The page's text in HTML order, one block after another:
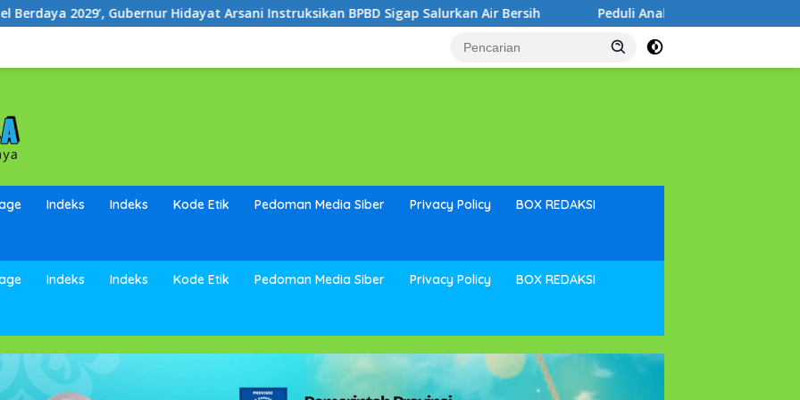
Hidayat Arsani Instruksikan BPBD Sigap Salurkan Air Bersih Peduli Anak Berkebutuhan Khusus, Noni Hidayat
Indeks Indeks Kode Etik Pedoman Media Siber Privacy Policy BOX REDAKSI
Indeks Indeks Kode Etik Pedoman Media Siber Privacy Policy BOX REDAKSI